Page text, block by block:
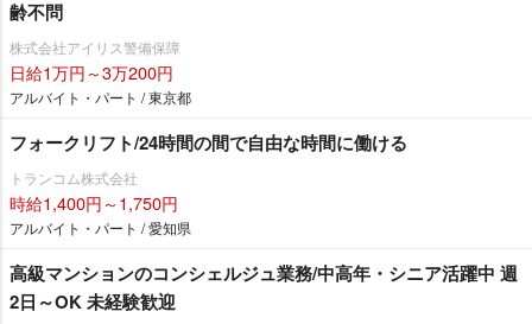
齢不問
株式会社アイリス警備保障
日給1万円～3万200円
アルバイト・パート / 東京都
フォークリフト/24時間の間で自由な時間に働ける
トランコム株式会社
時給1,400円～1,750円
アルバイト・パート / 愛知県
高級マンションのコンシェルジュ業務/中高年・シニア活躍中 週
2日～OK 未経験歓迎